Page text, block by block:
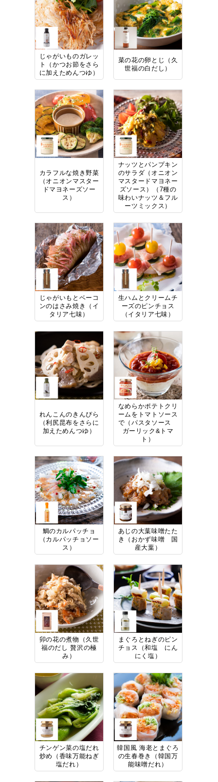
じゃがいものガレッ
ト（かつお節をさら
に加えためんつゆ）
菜の花の卵とじ（久
世福の白だし）
カラフルな焼き野菜
（オニオンマスター
ドマヨネーズソー
ス）
ナッツとパンプキン
のサラダ（オニオン
マスタードマヨネー
ズソース）（7種の
味わいナッツ＆フル
ーツミックス）
じゃがいもとベーコ
ンのはさみ焼き（イ
タリア七味）
生ハムとクリームチ
ーズのピンチョス
（イタリア七味）
れんこんのきんぴら
（利尻昆布をさらに
加えためんつゆ）
なめらかポテトクリ
ームをトマトソース
で（パスタソース
ガーリック&トマ
ト）
鯛のカルパッチョ
（カルパッチョソー
ス）
あじの大葉味噌たた
き（おかず味噌 国
産大葉）
卯の花の煮物（久世
福のだし 贅沢の極
み）
まぐろとねぎのピン
チョス（和塩 にん
にく塩）
チンゲン菜の塩だれ
炒め（香味万能ねぎ
塩だれ）
韓国風 海老とまぐろ
の生春巻き（韓国万
能味噌だれ）